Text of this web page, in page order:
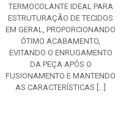
TERMOCOLANTE IDEAL PARA
ESTRUTURAÇÃO DE TECIDOS
EM GERAL, PROPORCIONANDO
ÓTIMO ACABAMENTO,
EVITANDO O ENRUGAMENTO
DA PEÇA APÓS O
FUSIONAMENTO E MANTENDO
AS CARACTERÍSTICAS […]